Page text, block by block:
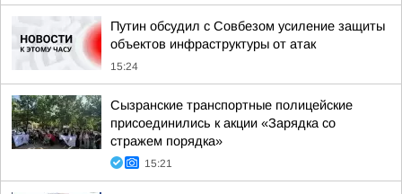
Путин обсудил с Совбезом усиление защиты
объектов инфраструктуры от атак
15:24
Сызранские транспортные полицейские
присоединились к акции «Зарядка со
стражем порядка»
15:21